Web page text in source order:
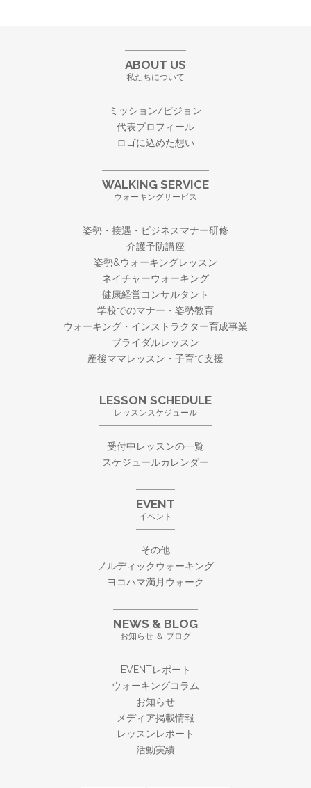
ABOUT US
私たちについて
ミッション/ビジョン
代表プロフィール
ロゴに込めた想い
WALKING SERVICE
ウォーキングサービス
姿勢・接遇・ビジネスマナー研修
介護予防講座
姿勢&ウォーキングレッスン
ネイチャーウォーキング
健康経営コンサルタント
学校でのマナー・姿勢教育
ウォーキング・ インストラクター育成事業
ブライダルレッスン
産後ママレッスン・子育て支援
LESSON SCHEDULE
レッスンスケジュール
受付中レッスンの一覧
スケジュールカレンダー
EVENT
イベント
その他
ノルディックウォーキング
ヨコハマ満月ウォーク
NEWS & BLOG
お知らせ ＆ ブログ
EVENTレポート
ウォーキングコラム
お知らせ
メディア掲載情報
レッスンレポート
活動実績